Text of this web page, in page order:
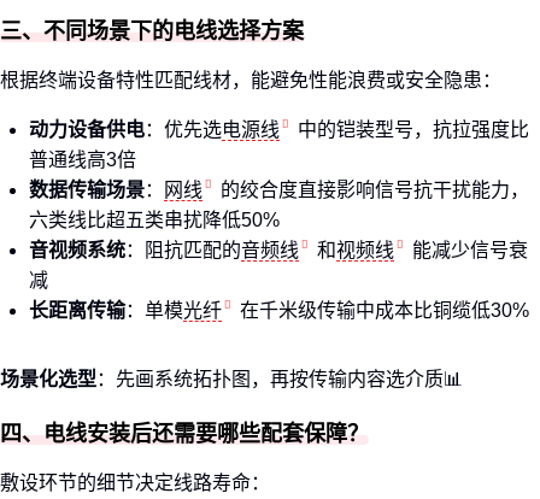
三、不同场景下的电线选择方案
根据终端设备特性匹配线材，能避免性能浪费或安全隐患：
动力设备供电：优先选电源线
中的铠装型号，抗拉强度比
普通线高3倍
数据传输场景： 网线
的绞合度直接影响信号抗干扰能力，
六类线比超五类串扰降低50%
音视频系统：阻抗匹配的音频线 和视频线
能减少信号衰
减
长距离传输：单模光纤 在千米级传输中成本比铜缆低30%
场景化选型 ：先画系统拓扑图，再按传输内容选介质📊
四、电线安装后还需要哪些配套保障？
敷设环节的细节决定线路寿命：